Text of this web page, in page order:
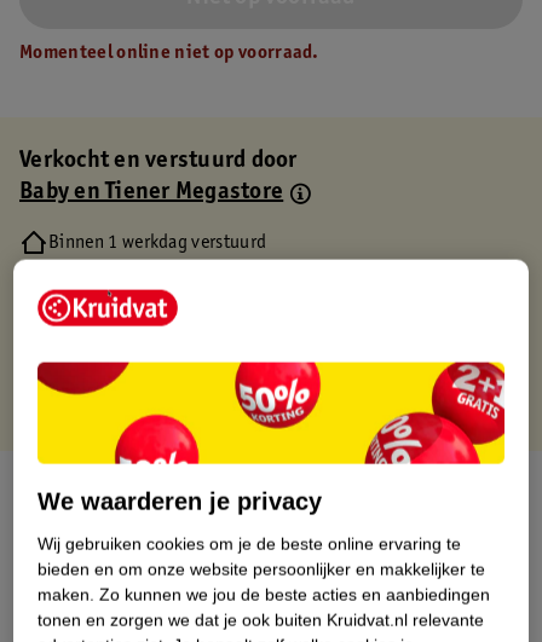
Momenteel online niet op voorraad.
Verkocht en verstuurd door
Baby en Tiener Megastore
Binnen 1 werkdag verstuurd
Gratis retourneren via verkooppartner.
Gratis punten met je Kruidvat kaart
Over dit product
Productinformatie
Nature Impact Score
We waarderen je privacy
Wij gebruiken cookies om je de beste online ervaring te
bieden en om onze website persoonlijker en makkelijker te
maken. Zo kunnen we jou de beste acties en aanbiedingen
tonen en zorgen we dat je ook buiten Kruidvat.nl relevante